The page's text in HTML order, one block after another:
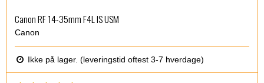
Canon RF 14-35mm F4L IS USM
Canon
Ikke på lager. (leveringstid oftest 3-7 hverdage)